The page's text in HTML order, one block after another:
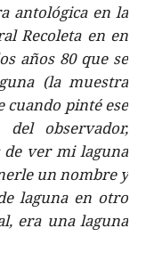
antológica en la
Recoleta en en
años 80 que se
(la muestra
cuando pinté ese
observador,
de ver mi laguna
un nombre y
laguna en otro
era una laguna